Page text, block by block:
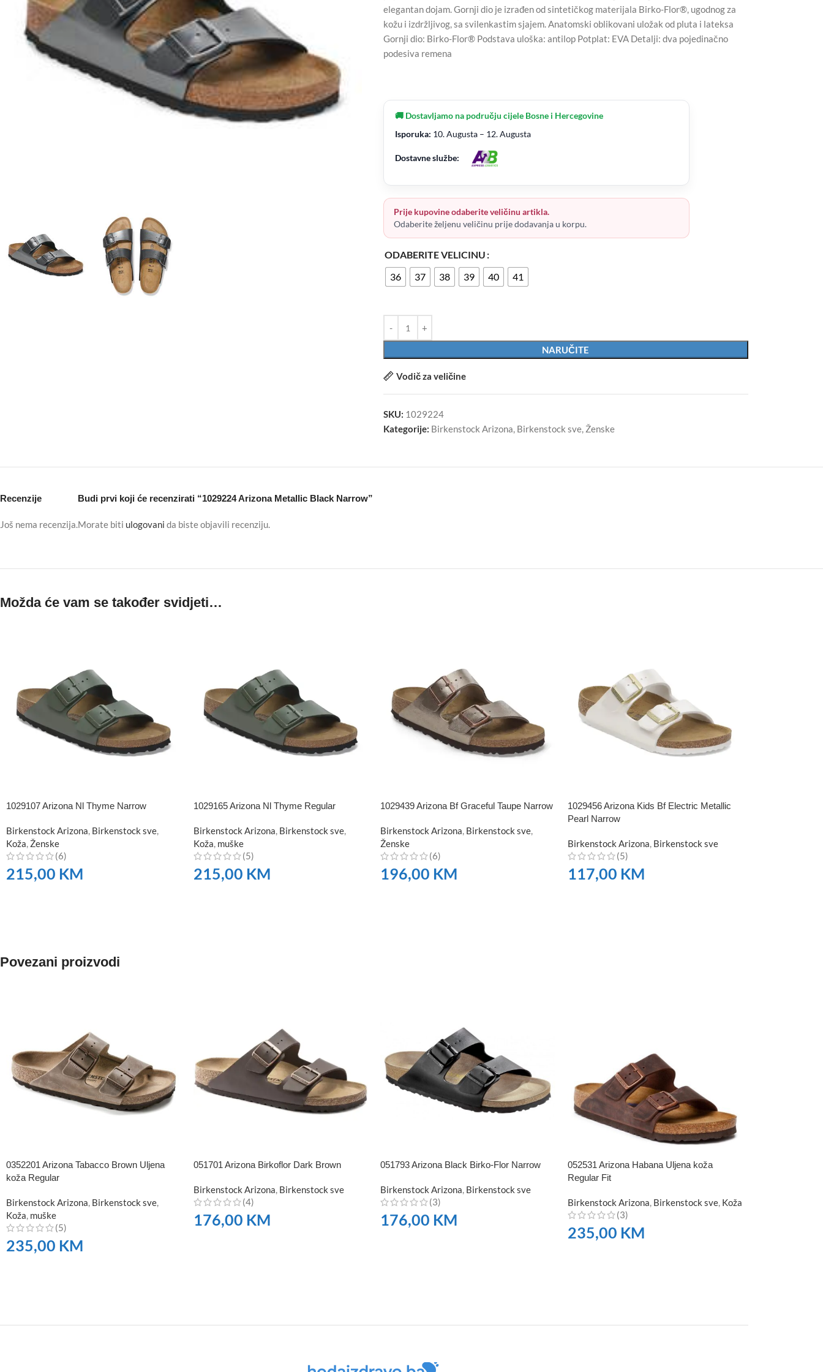
elegantan dojam. Gornji dio je izrađen od sintetičkog materijala Birko-Flor®, ugodnog za
kožu i izdržljivog, sa svilenkastim sjajem. Anatomski oblikovani uložak od pluta i lateksa
Gornji dio: Birko-Flor® Podstava uloška: antilop Potplat: EVA Detalji: dva pojedinačno
podesiva remena
🚚 Dostavljamo na području cijele Bosne i Hercegovine
Isporuka: 10. Augusta – 12. Augusta
Dostavne službe:
Prije kupovine odaberite veličinu artikla.
Odaberite željenu veličinu prije dodavanja u korpu.
ODABERITE VELICINU
36
37 38 39 40 41
NARUČITE
Vodič za veličine
SKU: 1029224
Kategorije: Birkenstock Arizona, Birkenstock sve, Ženske
Recenzije
Još nema recenzija.
Budi prvi koji će recenzirati “1029224 Arizona Metallic Black Narrow”
Morate biti ulogovani da biste objavili recenziju.
Možda će vam se također svidjeti…
1029107 Arizona Nl Thyme Narrow
Birkenstock Arizona Birkenstock sve
Koža Ženske
(6)
215,00 KM
1029165 Arizona Nl Thyme Regular
Birkenstock Arizona Birkenstock sve,
Koža muške
(5)
215,00 KM
1029439 Arizona Bf Graceful Taupe Narrow
Birkenstock Arizona Birkenstock sve
Ženske
(6)
196,00 KM
1029456 Arizona Kids Bf Electric Metallic
Pearl Narrow
Birkenstock Arizona Birkenstock sve
(5)
117,00 KM
Povezani proizvodi
0352201 Arizona Tabacco Brown Uljena
koža Regular
Birkenstock Arizona, Birkenstock sve,
Koža, muške
(5)
235,00 KM
051701 Arizona Birkoflor Dark Brown
Birkenstock Arizona, Birkenstock sve
(4)
176,00 KM
051793 Arizona Black Birko-Flor Narrow
Birkenstock Arizona, Birkenstock sve
(3)
176,00 KM
052531 Arizona Habana Uljena koža
Regular Fit
Birkenstock Arizona, Birkenstock sve, Koža
(3)
235,00 KM